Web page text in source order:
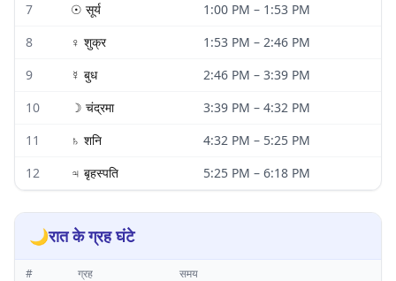
7
☉ सूर्य 1:00 PM – 1:53 PM
8
♀ शुक्र 1:53 PM – 2:46 PM
9
☿ बुध 2:46 PM – 3:39 PM
10
☽ चंद्रमा 3:39 PM – 4:32 PM
11
♄ शनि 4:32 PM – 5:25 PM
12
♃ बृहस्पति 5:25 PM – 6:18 PM
🌙रात के ग्रह घंटे
# ग्रह समय